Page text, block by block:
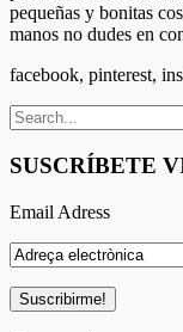
pequeñas y bonitas
manos no dudes en
facebook, pinterest,
SUSCRÍBETE
Email Adress